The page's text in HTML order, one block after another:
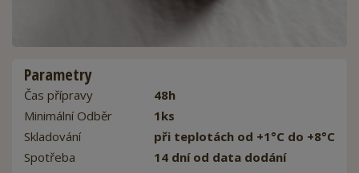
Parametry
Čas přípravy
48h
Minimální Odběr
1ks
Skladování
při teplotách od +1°C do +8°C
Spotřeba
14 dní od data dodání